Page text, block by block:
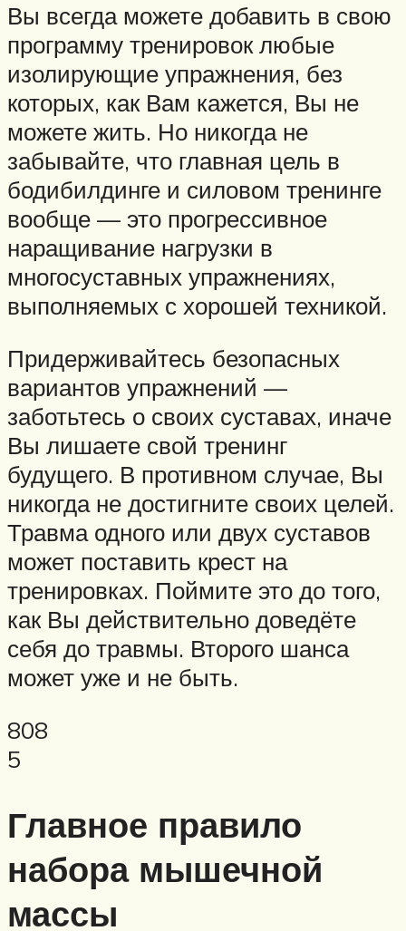
Вы всегда можете добавить в свою
программу тренировок любые
изолирующие упражнения, без
которых, как Вам кажется, Вы не
можете жить. Но никогда не
забывайте, что главная цель в
бодибилдинге и силовом тренинге
вообще — это прогрессивное
наращивание нагрузки в
многосуставных упражнениях,
выполняемых с хорошей техникой.
Придерживайтесь безопасных
вариантов упражнений —
заботьтесь о своих суставах, иначе
Вы лишаете свой тренинг
будущего. В противном случае, Вы
никогда не достигните своих целей.
Травма одного или двух суставов
может поставить крест на
тренировках. Поймите это до того,
как Вы действительно доведёте
себя до травмы. Второго шанса
может уже и не быть.
808
5
Главное правило
набора мышечной
массы